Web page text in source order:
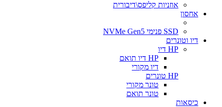
אוזניות קליפס\דיבורית
אחסון
SSD פנימי NVMe Gen5
דיו וטונרים
HP דיו
HP דיו תואם
דיו מקורי
HP טונרים
טונר מקורי
טונר תואם
כיסאות